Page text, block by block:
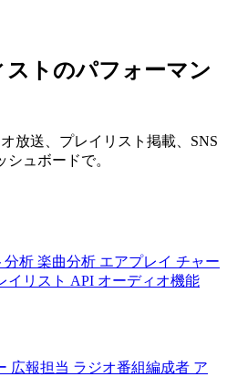
トのパフォーマン
放送、プレイリスト掲載、SNS
ュボードで。
分析 楽曲分析 エアプレイ チャー
イリスト API オーディオ機能
広報担当 ラジオ番組編成者 ア